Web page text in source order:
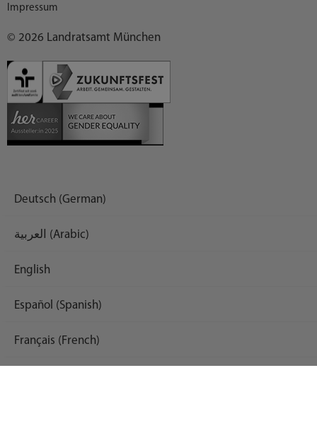
© 2026 Landratsamt München
Impressum
Deutsch (German)
العربية (Arabic)
English
Español (Spanish)
Français (French)